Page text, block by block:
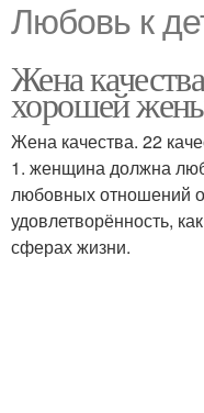
Любовь к
Жена
хорошей
Жена качества. 22
1. женщина должна
любовных отношений
удовлетворённость,
сферах жизни.